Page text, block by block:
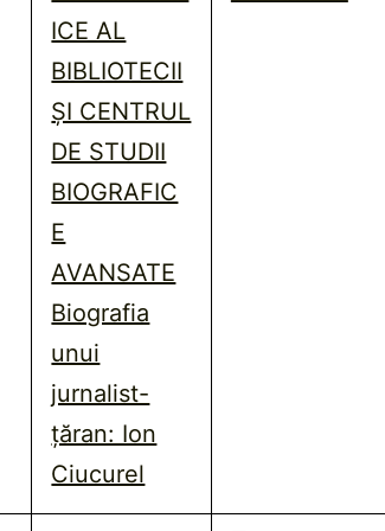
ICE AL
BIBLIOTECII
ȘI CENTRUL
DE STUDII
BIOGRAFIC
E
AVANSATE
Biografia
unui
jurnalist-
țăran: Ion
Ciucurel